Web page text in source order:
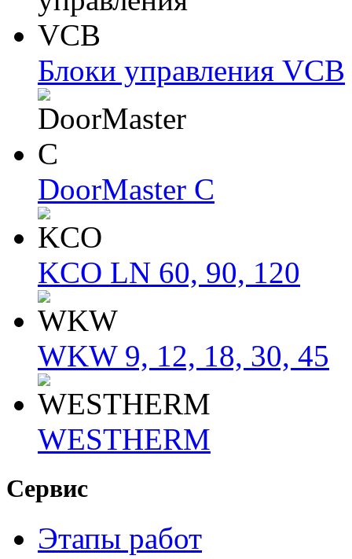
Блоки упрaвлeния VCB
DoorMaster C
KCO LN 60, 90, 120
WKW 9, 12, 18, 30, 45
WESTHERM
Сервис
Этапы работ